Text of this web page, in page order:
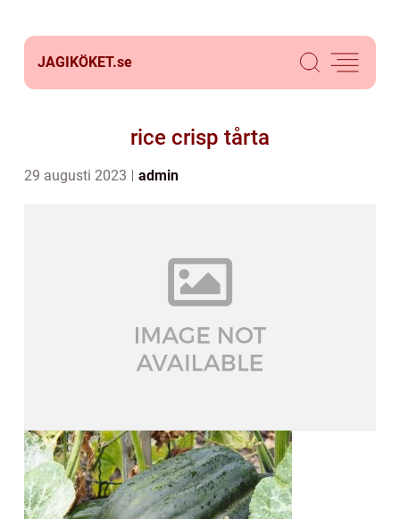
JAGIKÖKET.se
rice crisp tårta
29 augusti 2023 admin